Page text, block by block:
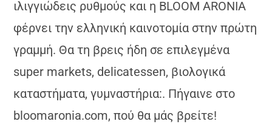
ιλιγγιώδεις ρυθμούς και η ΒLOOM ARONIA
φέρνει την ελληνική καινοτομία στην πρώτη
γραμμή. Θα τη βρεις ήδη σε επιλεγμένα
super markets, delicatessen, βιολογικά
καταστήματα, γυμναστήρια:. Πήγαινε στο
bloomaronia.com, πού θα μάς βρείτε!